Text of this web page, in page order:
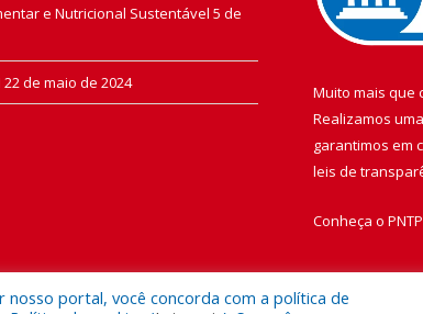
e Nutricional Sustentável 5 de
22 de maio de 2024 Muito mais que
Realizamos uma
garantimos em
leis de
Conheça o PNTP
nosso portal, você concorda com a política de